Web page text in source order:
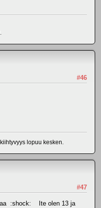
#46
lopuu kesken.
#47
:shock: Ite olen 13 ja